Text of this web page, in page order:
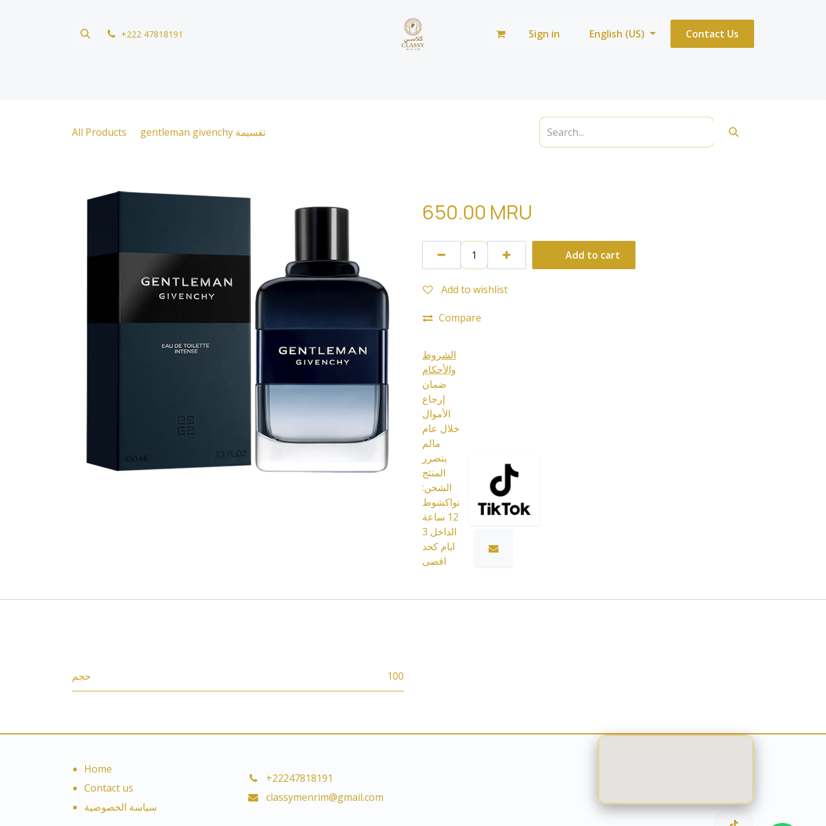
+222 47818191 Sign in English (US) Contact Us
All Products gentleman givenchy تقسيمة
650.00 MRU
Add to cart
Add to wishlist
Compare
الشروط
والأحكام
ضمان
إرجاع
الأموال
خلال عام
مالم
يتضرر
المنتج
الشحن:
نواكشوط
12 ساعة
الداخل 3
ايام كحد
اقصى
حجم 100
Home
Contact us
سياسة الخصوصية
+22247818191
classymenrim@gmail.com